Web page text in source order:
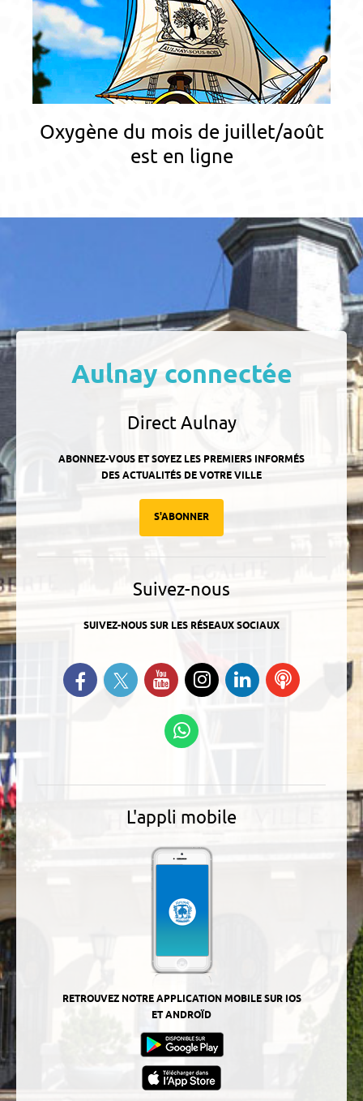
Oxygène du mois de juillet/août
est en ligne
Aulnay connectée
Direct Aulnay
ABONNEZ-VOUS ET SOYEZ LES PREMIERS INFORMÉS
DES ACTUALITÉS DE VOTRE VILLE
S'ABONNER
Suivez-nous
SUIVEZ-NOUS SUR LES RÉSEAUX SOCIAUX
Retrouvez-nous sur Facebook
Suivez-nous sur Twitter
Suivez-nous sur YouTube
Suivez-nous sur
Instagram
Retrouvez-
nous sur
Ecoutez
L'appli mobile
RETROUVEZ NOTRE APPLICATION MOBILE SUR IOS
ET ANDROÏD